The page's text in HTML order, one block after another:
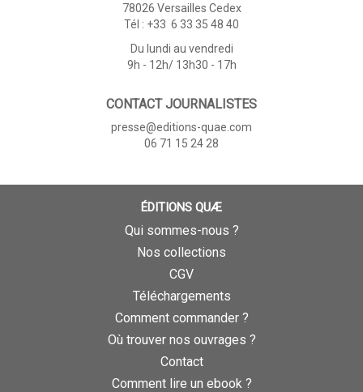
78026 Versailles Cedex
Tél : +33 6 33 35 48 40
Du lundi au vendredi
9h - 12h/ 13h30 - 17h
CONTACT JOURNALISTES
presse@editions-quae.com
06 71 15 24 28
ÉDITIONS QUÆ
Qui sommes-nous ?
Nos collections
CGV
Téléchargements
Comment commander ?
Où trouver nos ouvrages ?
Contact
Comment lire un ebook ?